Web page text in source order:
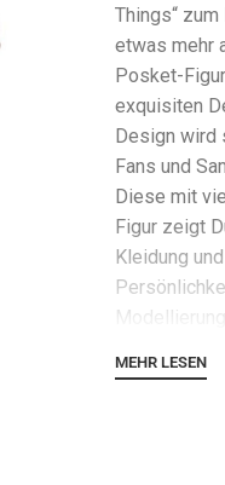
Things“
etwas mehr
Posket-
exquisiten
Design wird
Fans und
Diese mit
Figur zeigt
Kleidung
MEHR LESEN